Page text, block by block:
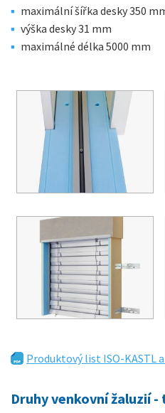
maximální šířka desky 350
výška desky 31 mm
maximálné délka 5000 mm
Produktový list ISO-KASTL
Druhy venkovní žaluzií -